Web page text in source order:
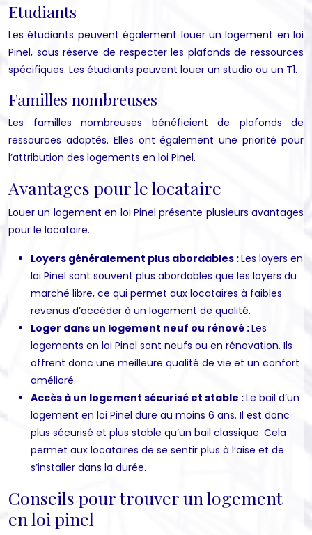
Etudiants
Les étudiants peuvent également louer un logement en loi
Pinel, sous réserve de respecter les plafonds de ressources
spécifiques. Les étudiants peuvent louer un studio ou un T1.
Familles nombreuses
Les familles nombreuses bénéficient de plafonds de
ressources adaptés. Elles ont également une priorité pour
l’attribution des logements en loi Pinel.
Avantages pour le locataire
Louer un logement en loi Pinel présente plusieurs avantages
pour le locataire.
Loyers généralement plus abordables :Les loyers en
loi Pinel sont souvent plus abordables que les loyers du
marché libre, ce qui permet aux locataires à faibles
revenus d’accéder à un logement de qualité.
Loger dans un logement neuf ou rénové :Les
logements en loi Pinel sont neufs ou en rénovation. Ils
offrent donc une meilleure qualité de vie et un confort
amélioré.
Accès à un logement sécurisé et stable :Le bail d’un
logement en loi Pinel dure au moins 6 ans. Il est donc
plus sécurisé et plus stable qu’un bail classique. Cela
permet aux locataires de se sentir plus à l’aise et de
s’installer dans la durée.
Conseils pour trouver un logement
en loi pinel